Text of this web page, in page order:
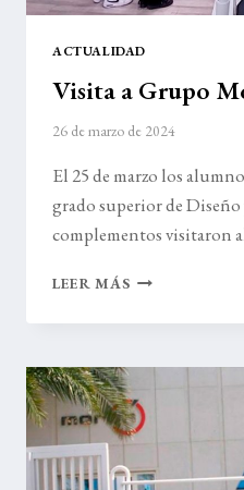
ACTUALIDAD
Visita a Grupo
26 de marzo de 2024
El 25 de marzo los
grado superior de
complementos visitaron
LEER MÁSVISITA
GRUPO